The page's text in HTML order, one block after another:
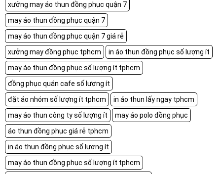
xưởng may áo thun đồng phục quận 7
may áo thun đồng phục quận 7
may áo thun đồng phục quận 7 giá rẻ
xưởng may đồng phục tphcm
in áo thun đồng phục số lượng ít
may áo thun đồng phục số lượng ít tphcm
đồng phục quán cafe số lượng ít
đặt áo nhóm số lượng ít tphcm
in áo thun lấy ngay tphcm
may áo thun công ty số lượng ít
may áo polo đồng phục
áo thun đồng phục giá rẻ tphcm
in áo thun đồng phục số lượng ít
may áo thun đồng phục số lượng ít tphcm